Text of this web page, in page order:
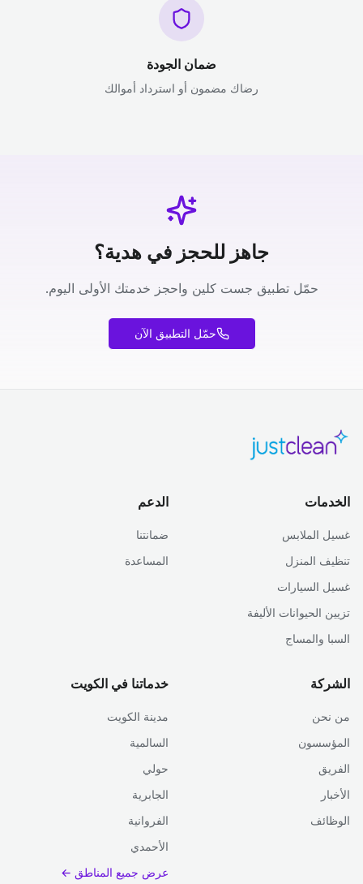
ضمان الجودة
رضاك مضمون أو استرداد أموالك
جاهز للحجز في هدية؟
حمّل تطبيق جست كلين واحجز خدمتك الأولى اليوم.
حمّل التطبيق الآن
الخدمات
غسيل الملابس
تنظيف المنزل
غسيل السيارات
تزيين الحيوانات الأليفة
السبا والمساج
الدعم
ضمانتنا
المساعدة
الشركة
من نحن
المؤسسون
الفريق
الأخبار
الوظائف
خدماتنا في الكويت
مدينة الكويت
السالمية
حولي
الجابرية
الفروانية
الأحمدي
عرض جميع المناطق ←